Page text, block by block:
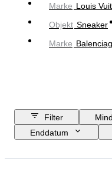
Marke Louis
Objekt Sneaker
Marke
Filter
Enddatum